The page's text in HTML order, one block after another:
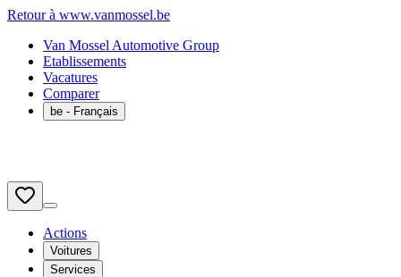
Retour à www.vanmossel.be
Van Mossel Automotive Group
Etablissements
Vacatures
Comparer
be - Français
Actions
Voitures
Services